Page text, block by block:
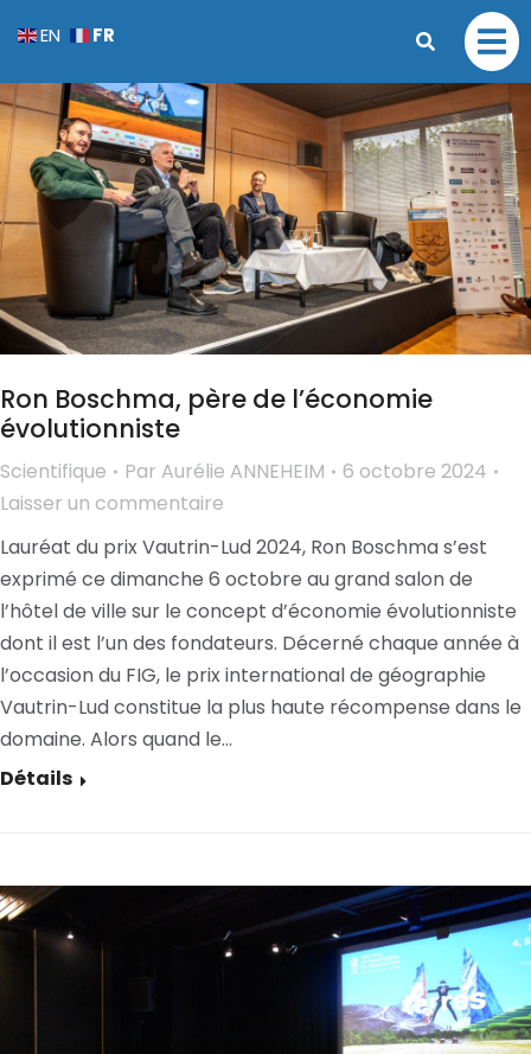
Ron Boschma, père de l’économie
évolutionniste
Scientifique Par Aurélie ANNEHEIM
6 octobre 2024
Laisser un commentaire
Lauréat du prix Vautrin-Lud 2024, Ron Boschma s’est
exprimé ce dimanche 6 octobre au grand salon de
l’hôtel de ville sur le concept d’économie évolutionniste
dont il est l’un des fondateurs. Décerné chaque année à
l’occasion du FIG, le prix international de géographie
Vautrin-Lud constitue la plus haute récompense dans le
domaine. Alors quand le…
Détails
EN FR